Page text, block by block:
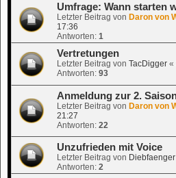
Umfrage: Wann starten
Letzter Beitrag von Daron von
17:36
Antworten: 1
Vertretungen
Letzter Beitrag von TacDigger «
Antworten: 93
Anmeldung zur 2.
Letzter Beitrag von Daron von
21:27
Antworten: 22
Unzufrieden mit Voice
Letzter Beitrag von Diebfaenger
Antworten: 2